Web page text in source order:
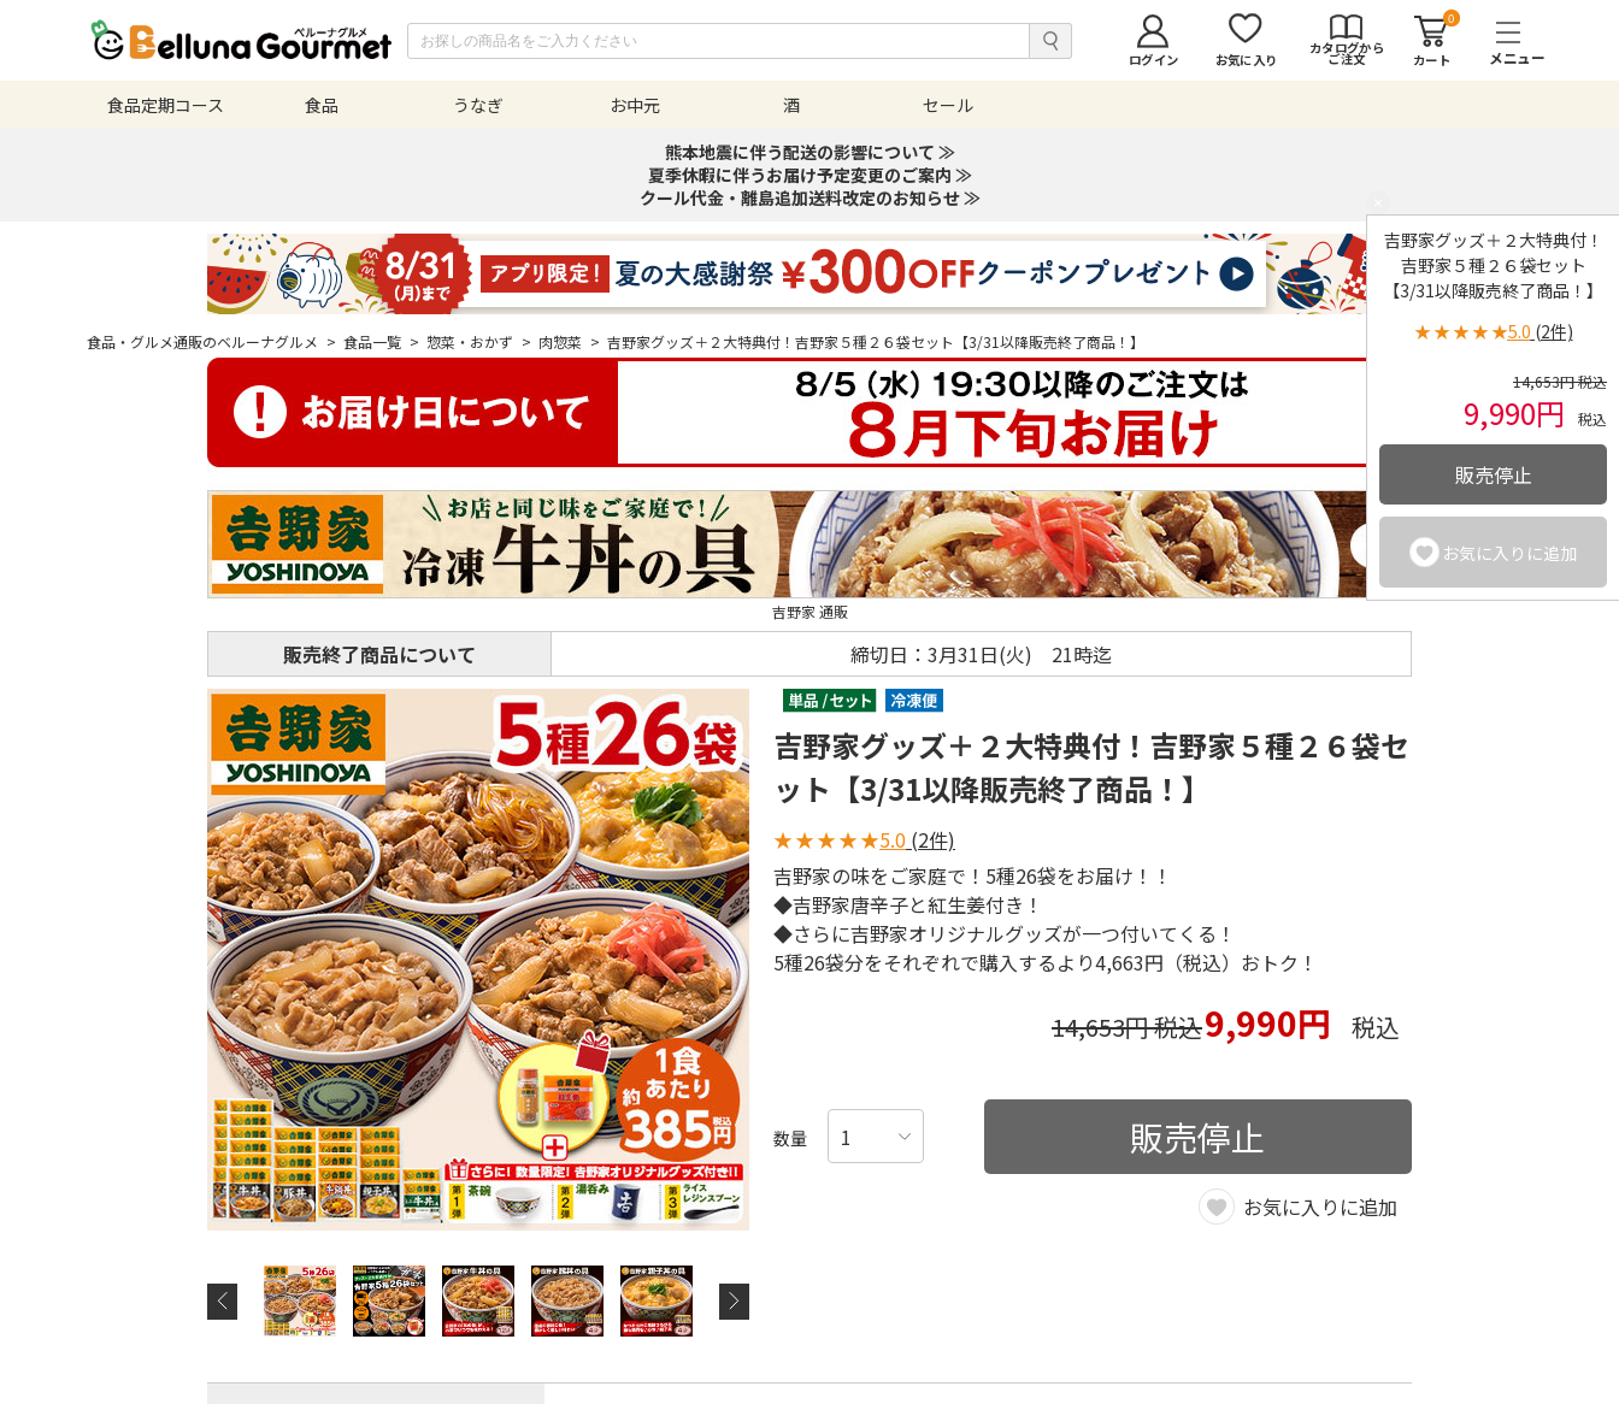
ログイン お気に入り
カタログから
ご注文
0
カート
食品定期コース 食品 うなぎ お中元 酒
セール
熊本地震に伴う配送の影響について ≫
夏季休暇に伴うお届け予定変更のご案内 ≫
クール代金・離島追加送料改定のお知らせ ≫
食品・グルメ通販のベルーナグルメ > 食品一覧 > 惣菜・おかず > 肉惣菜 > 吉野家グッズ＋２大特典付！吉野家５種２６袋セット【3/31以降販売終了商品！】
吉野家グッズ＋２大特典付！
吉野家５種２６袋セット
【3/31以降販売終了商品！】
★★★★★5.0 (2件)
14,653円 税込
9,990円 税込
販売停止
お気に入りに追加
吉野家 通販
販売終了商品について 締切日：3月31日(火) 21時迄
吉野家グッズ＋２大特典付！吉野家５種２６袋セ
ット【3/31以降販売終了商品！】
★★★★★5.0 (2件)
吉野家の味をご家庭で！5種26袋をお届け！！
◆吉野家唐辛子と紅生姜付き！
◆さらに吉野家オリジナルグッズが一つ付いてくる！
5種26袋分をそれぞれで購入するより4,663円（税込）おトク！
14,653円 税込9,990円 税込
数量 販売停止
お気に入りに追加